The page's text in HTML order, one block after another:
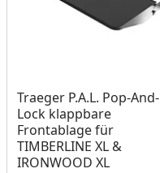
Traeger P.A.L. Pop-And-
Lock klappbare
Frontablage für
TIMBERLINE XL &
IRONWOOD XL
Produkt am Lager